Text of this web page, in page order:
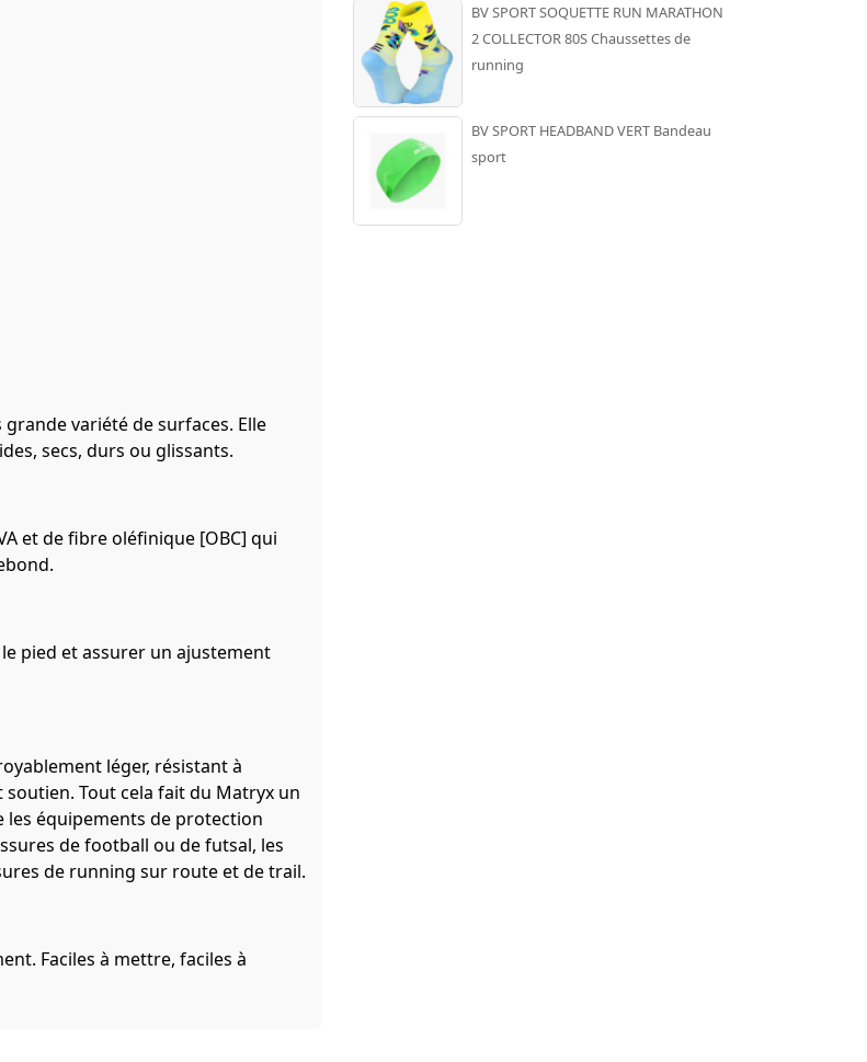
variété de surfaces. Elle
secs, durs ou glissants.
et de fibre oléfinique [OBC] qui
pied et assurer un ajustement
léger, résistant à
Tout cela fait du Matryx un
équipements de protection
de football ou de futsal, les
de running sur route et de trail.
Faciles à mettre, faciles à
BV SPORT SOQUETTE RUN MARATHON
2 COLLECTOR 80S Chaussettes de
running
BV SPORT HEADBAND VERT Bandeau
sport